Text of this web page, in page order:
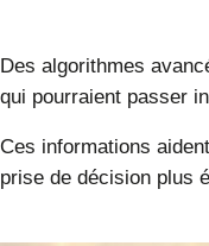
Des algorithmes
qui pourraient passer
Ces informations
prise de décision plus